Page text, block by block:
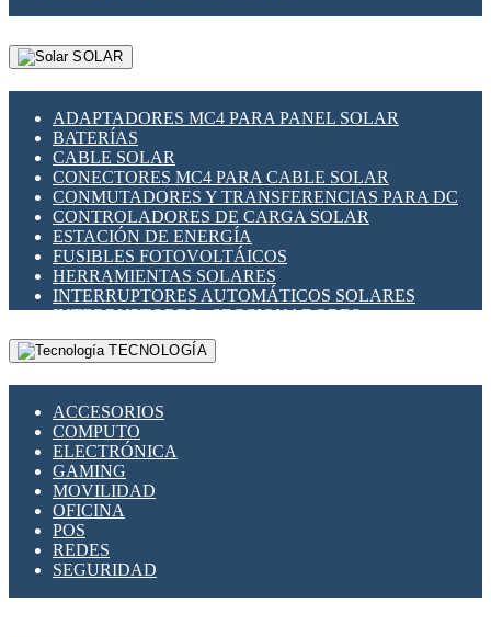
SOLAR
ADAPTADORES MC4 PARA PANEL SOLAR
BATERÍAS
CABLE SOLAR
CONECTORES MC4 PARA CABLE SOLAR
CONMUTADORES Y TRANSFERENCIAS PARA DC
CONTROLADORES DE CARGA SOLAR
ESTACIÓN DE ENERGÍA
FUSIBLES FOTOVOLTÁICOS
HERRAMIENTAS SOLARES
INTERRUPTORES AUTOMÁTICOS SOLARES
INTERRUPTORES - SECCIONADORES
FOTOVOLTÁICOS
MONTAJE PANEL SOLAR
SUPRESOR DE TRANSIENTES SPDS PARA
APLICACIONES FOTOVOLTAICAS
TECNOLOGÍA
ACCESORIOS
COMPUTO
ELECTRÓNICA
GAMING
MOVILIDAD
OFICINA
POS
REDES
SEGURIDAD